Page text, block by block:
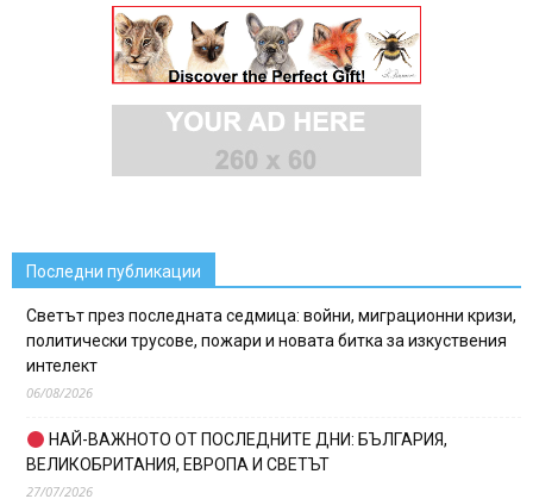
Последни публикации
Светът през последната седмица: войни, миграционни кризи,
политически трусове, пожари и новата битка за изкуствения
интелект
06/08/2026
НАЙ-ВАЖНОТО ОТ ПОСЛЕДНИТЕ ДНИ: БЪЛГАРИЯ,
ВЕЛИКОБРИТАНИЯ, ЕВРОПА И СВЕТЪТ
27/07/2026